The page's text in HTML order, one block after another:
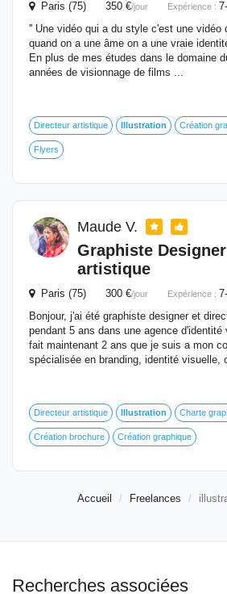
Paris (75) 350 €/jour Expérience :
'' Une vidéo qui a du style c'est une vidéo
quand on a une âme on a une vraie
En plus de mes études dans le domaine
années de visionnage de films ...
Directeur artistique Illustration Création
Flyers
Maude V.
Graphiste
artistique
Paris (75) 300 €/jour Expérience :
Bonjour, j'ai été graphiste designer et
pendant 5 ans dans une agence
fait maintenant 2 ans que je suis a mon
spécialisée en branding, identité visuelle,
Directeur artistique Illustration Charte
Création brochure Création graphique
Accueil Freelances
Recherches associées